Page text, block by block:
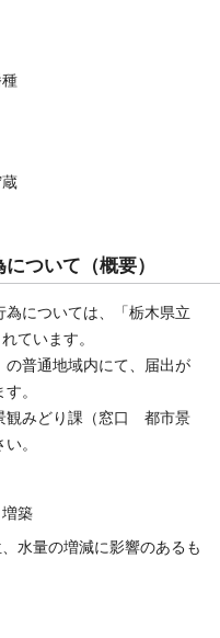
ついて（概要）
については、「栃木県立
ています。
普通地域内にて、届出が
。
観みどり課（窓口 都市景
。
築
水量の増減に影響のあるも